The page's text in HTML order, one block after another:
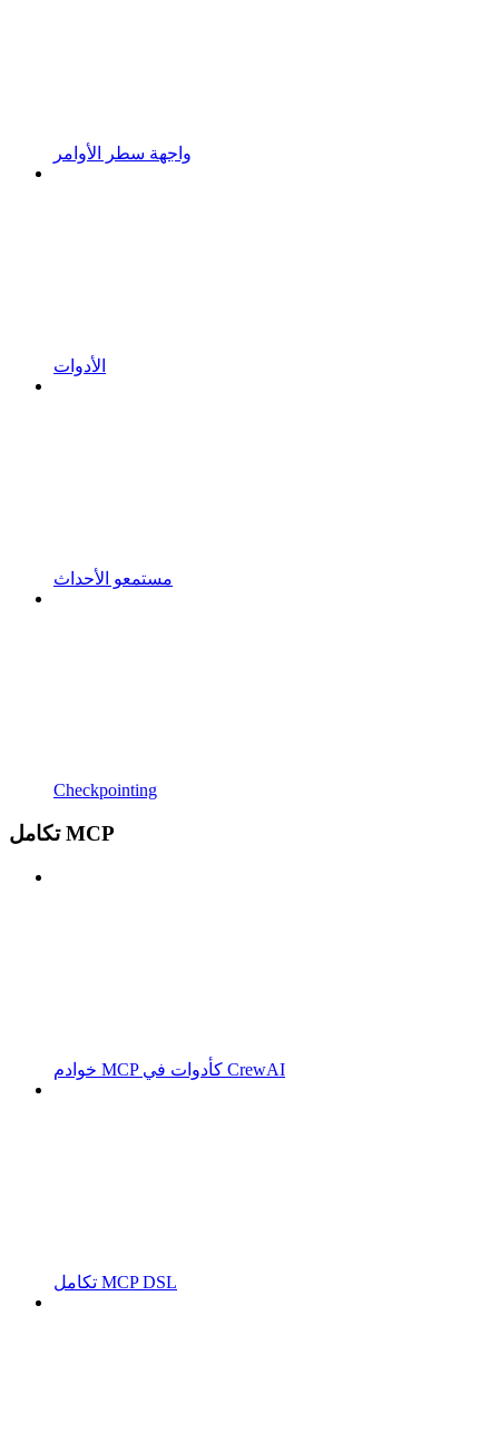
واجهة سطر الأوامر
الأدوات
مستمعو الأحداث
Checkpointing
تكامل MCP
خوادم MCP كأدوات في CrewAI
تكامل MCP DSL